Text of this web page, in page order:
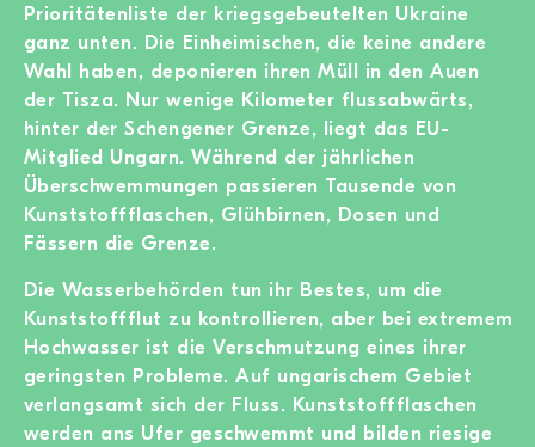
Prioritätenliste der kriegsgebeutelten Ukraine
ganz unten. Die Einheimischen, die keine andere
Wahl haben, deponieren ihren Müll in den Auen
der Tisza. Nur wenige Kilometer flussabwärts,
hinter der Schengener Grenze, liegt das EU-
Mitglied Ungarn. Während der jährlichen
Überschwemmungen passieren Tausende von
Kunststoffflaschen, Glühbirnen, Dosen und
Fässern die Grenze.
Die Wasserbehörden tun ihr Bestes, um die
Kunststoffflut zu kontrollieren, aber bei extremem
Hochwasser ist die Verschmutzung eines ihrer
geringsten Probleme. Auf ungarischem Gebiet
verlangsamt sich der Fluss. Kunststoffflaschen
werden ans Ufer geschwemmt und bilden riesige